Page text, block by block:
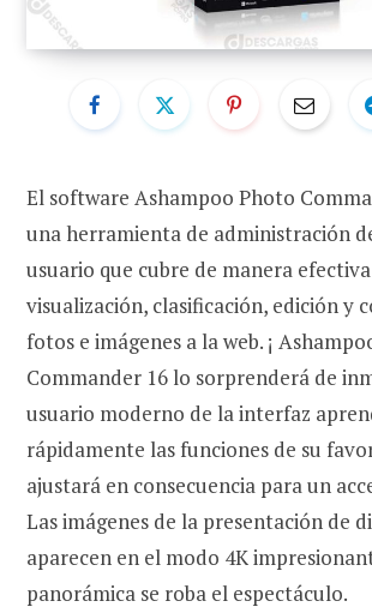
El software Ashampoo Photo
una herramienta de administración
usuario que cubre de manera
visualización, clasificación, edición y
fotos e imágenes a la web. ¡
Commander 16 lo sorprenderá de
usuario moderno de la interfaz
rápidamente las funciones de su
ajustará en consecuencia para un
Las imágenes de la presentación de
aparecen en el modo 4K
panorámica se roba el espectáculo.